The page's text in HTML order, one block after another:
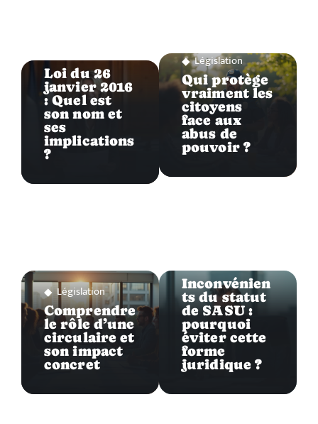
Loi du 26
janvier 2016
: Quel est
son nom et
ses
implications
?
Législation
Comprendre
le rôle d’une
circulaire et
son impact
concret
Législation
Qui protège
vraiment les
citoyens
face aux
abus de
pouvoir ?
Inconvénien
ts du statut
de SASU :
pourquoi
éviter cette
forme
juridique ?